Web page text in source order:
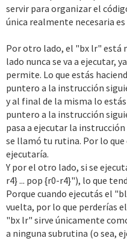
DisplayImg:
ldrb r0, [r0] @;Cargo el primer
ldr r2,TABLA @;Cargo el offset
mov r3, #0xC @;Impongo R3
0xC (longitud de datos por
mul r3, r0 @;Multiplico el valor
el numero de entrada de la
add r2, r2, r3 @;Sumo el
(multiplo de 0xC)
ldr r0, [r2] @;Fuente:
ldr r1,=0x06008000
swi 0x12 @;Descomprime el
destino R1
add r2, r2, #0x4 @;Desplazo
ldr r0, [r2] @;Fuente: Puntero
ldr r1,=0x0600F800 @;Destino:
swi 0x12 @;Descomprime el
destino R1
servir para organizar el
única realmente necesaria
Por otro lado, el "bx lr" está
lado nunca se va a ejecutar,
permite. Lo que estás
puntero a la instrucción
y al final de la misma lo
puntero a la instrucción
pasa a ejecutar la
se llamó tu rutina. Por lo que
ejecutaría.
Y por el otro lado, si se
r4} ... pop {r0-r4}"), lo que
Porque cuando ejecutás el
vuelta, por lo que perderías
"bx lr" sirve únicamente
a ninguna subrutina (o sea,